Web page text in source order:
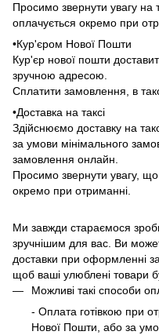
Просимо звернути увагу на
оплачується окремо при
•Кур'єром Нової Пошти
Кур'єр нової пошти
зручною адресою.
Сплатити замовлення, в
•Доставка на таксі
Здійснюємо доставку на
за умови мінімального
замовлення онлайн.
Просимо звернути увагу, що
окремо при отриманні.
Ми завжди стараємося
зручнішим для вас. Ви
доставки при оформленні
щоб ваші улюблені товари
Можливі такі способи
- Оплата готівкою при
Нової Пошти, або за